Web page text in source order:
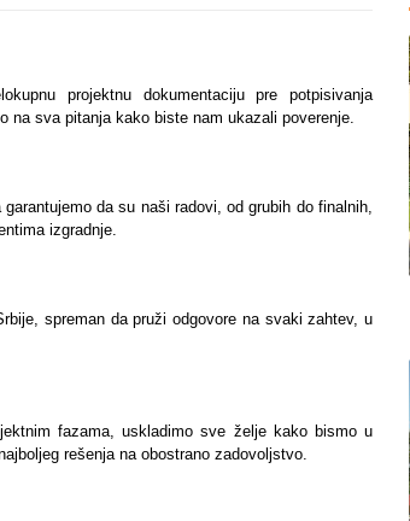
projektnu dokumentaciju pre potpisivanja
na sva pitanja kako biste nam ukazali poverenje.
da su naši radovi, od grubih do finalnih,
izgradnje.
spreman da pruži odgovore na svaki zahtev, u
fazama, uskladimo sve želje kako bismo u
rešenja na obostrano zadovoljstvo.